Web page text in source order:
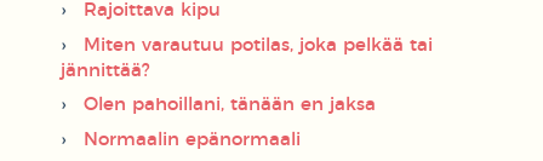
Rajoittava kipu
Miten varautuu potilas, joka pelkää tai
jännittää?
Olen pahoillani, tänään en jaksa
Normaalin epänormaali